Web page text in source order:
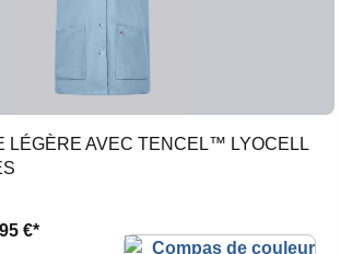
LÉGÈRE AVEC TENCEL™ LYOCELL
€*